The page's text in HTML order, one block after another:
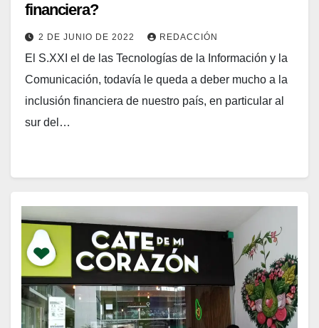
financiera?
2 DE JUNIO DE 2022 REDACCIÓN
El S.XXI el de las Tecnologías de la Información y la
Comunicación, todavía le queda a deber mucho a la
inclusión financiera de nuestro país, en particular al
sur del…